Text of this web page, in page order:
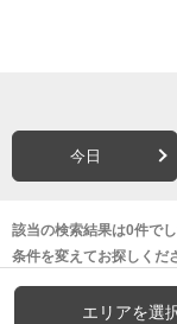
今日
該当の検索結果は0件でし
条件を変えてお探しくだ
エリアを選